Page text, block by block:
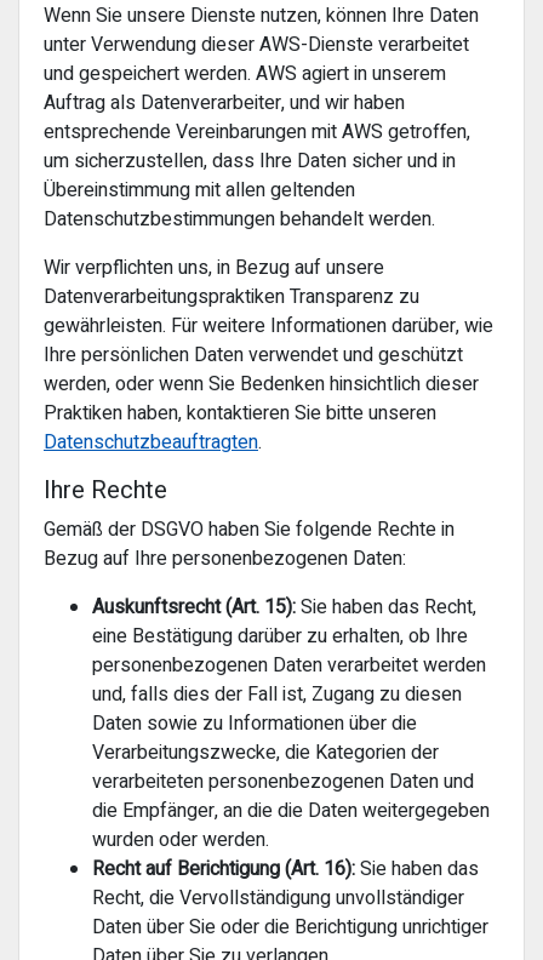
Wenn Sie unsere Dienste nutzen, können Ihre Daten
unter Verwendung dieser AWS-Dienste verarbeitet
und gespeichert werden. AWS agiert in unserem
Auftrag als Datenverarbeiter, und wir haben
entsprechende Vereinbarungen mit AWS getroffen,
um sicherzustellen, dass Ihre Daten sicher und in
Übereinstimmung mit allen geltenden
Datenschutzbestimmungen behandelt werden.
Wir verpflichten uns, in Bezug auf unsere
Datenverarbeitungspraktiken Transparenz zu
gewährleisten. Für weitere Informationen darüber, wie
Ihre persönlichen Daten verwendet und geschützt
werden, oder wenn Sie Bedenken hinsichtlich dieser
Praktiken haben, kontaktieren Sie bitte unseren
Datenschutzbeauftragten.
Ihre Rechte
Gemäß der DSGVO haben Sie folgende Rechte in
Bezug auf Ihre personenbezogenen Daten:
Auskunftsrecht (Art. 15):Sie haben das Recht,
eine Bestätigung darüber zu erhalten, ob Ihre
personenbezogenen Daten verarbeitet werden
und, falls dies der Fall ist, Zugang zu diesen
Daten sowie zu Informationen über die
Verarbeitungszwecke, die Kategorien der
verarbeiteten personenbezogenen Daten und
die Empfänger, an die die Daten weitergegeben
wurden oder werden.
Recht auf Berichtigung (Art. 16):Sie haben das
Recht, die Vervollständigung unvollständiger
Daten über Sie oder die Berichtigung unrichtiger